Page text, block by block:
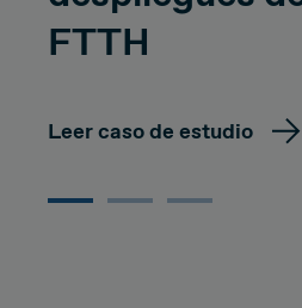
FTTH
Leer caso de estudio